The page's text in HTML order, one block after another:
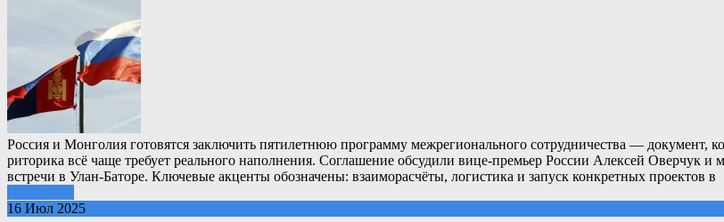
Россия и Монголия готовятся заключить пятилетнюю программу межрегионального сотрудничества — документ,
риторика всё чаще требует реального наполнения. Соглашение обсудили вице-премьер России Алексей
встречи в Улан-Баторе. Ключевые акценты обозначены: взаиморасчёты, логистика и запуск конкретных проектов в
16 Июл 2025